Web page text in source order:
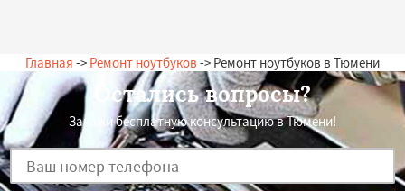
Главная -> Ремонт ноутбуков -> Ремонт ноутбуков в Тюмени
Остались вопросы?
Закажи бесплатную консультацию в Тюмени!